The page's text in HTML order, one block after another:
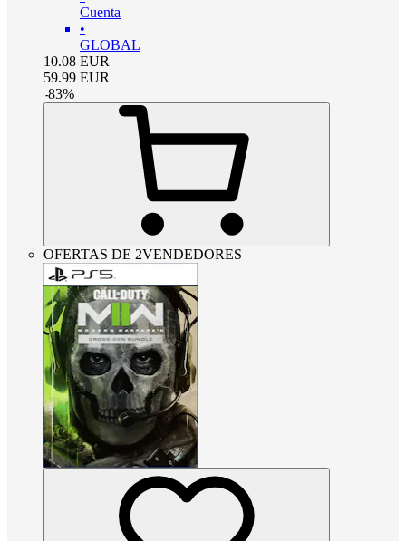
Cuenta
•
GLOBAL
10.08 EUR
59.99 EUR
-83%
OFERTAS DE 2VENDEDORES